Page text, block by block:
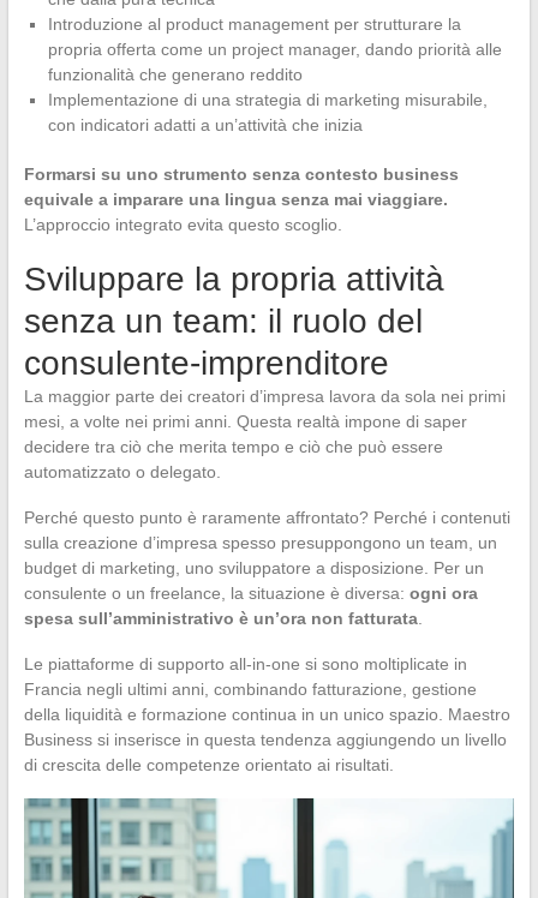
Introduzione al product management per strutturare la
propria offerta come un project manager, dando priorità alle
funzionalità che generano reddito
Implementazione di una strategia di marketing misurabile,
con indicatori adatti a un’attività che inizia
Formarsi su uno strumento senza contesto business
equivale a imparare una lingua senza mai viaggiare.
L’approccio integrato evita questo scoglio.
Sviluppare la propria attività
senza un team: il ruolo del
consulente-imprenditore
La maggior parte dei creatori d’impresa lavora da sola nei primi
mesi, a volte nei primi anni. Questa realtà impone di saper
decidere tra ciò che merita tempo e ciò che può essere
automatizzato o delegato.
Perché questo punto è raramente affrontato? Perché i contenuti
sulla creazione d’impresa spesso presuppongono un team, un
budget di marketing, uno sviluppatore a disposizione. Per un
consulente o un freelance, la situazione è diversa: ogni ora
spesa sull’amministrativo è un’ora non fatturata.
Le piattaforme di supporto all-in-one si sono moltiplicate in
Francia negli ultimi anni, combinando fatturazione, gestione
della liquidità e formazione continua in un unico spazio. Maestro
Business si inserisce in questa tendenza aggiungendo un livello
di crescita delle competenze orientato ai risultati.